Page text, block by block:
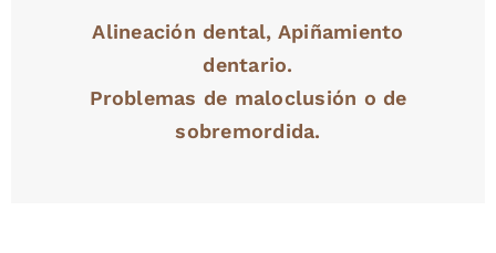
Alineación dental, Apiñamiento
dentario.
Problemas de maloclusión o de
sobremordida.